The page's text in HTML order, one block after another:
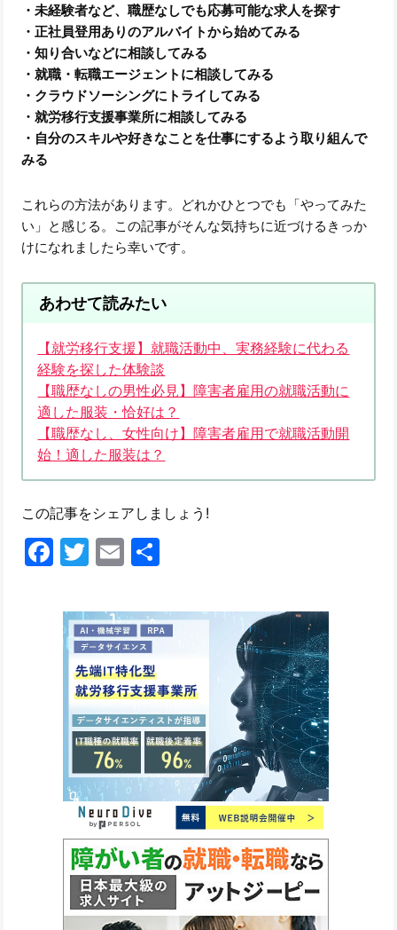
・未経験者など、職歴なしでも応募可能な求人を探す
・正社員登用ありのアルバイトから始めてみる
・知り合いなどに相談してみる
・就職・転職エージェントに相談してみる
・クラウドソーシングにトライしてみる
・就労移行支援事業所に相談してみる
・自分のスキルや好きなことを仕事にするよう取り組んで
みる
これらの方法があります。どれかひとつでも「やってみた
い」と感じる。この記事がそんな気持ちに近づけるきっか
けになれましたら幸いです。
あわせて読みたい
【就労移行支援】就職活動中、実務経験に代わる
経験を探した体験談
【職歴なしの男性必見】障害者雇用の就職活動に
適した服装・恰好は？
【職歴なし、女性向け】障害者雇用で就職活動開
始！適した服装は？
この記事をシェアしましょう!
Facebook
Twitter
Email